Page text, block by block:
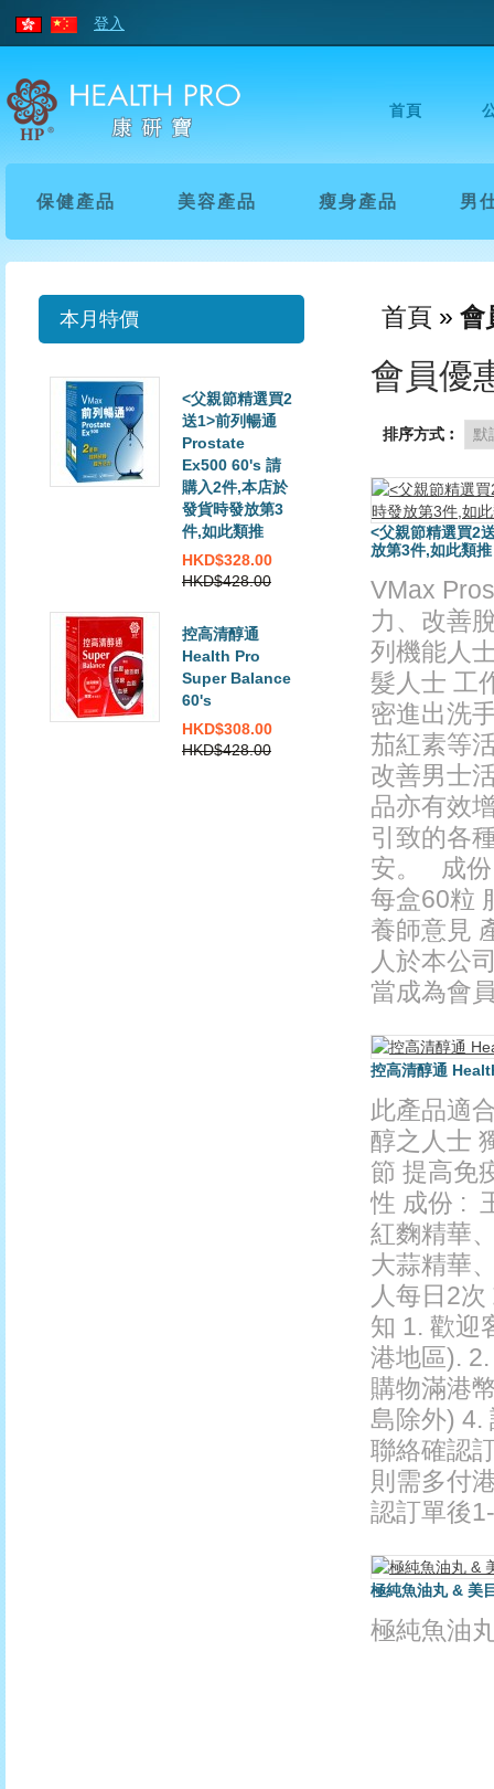
登入
首頁
保健產品 美容產品 瘦身產品 男
本月特價
<父親節精選買2
送1>前列暢通
Prostate
Ex500 60's 請
購入2件,本店於
發貨時發放第3
件,如此類推
HKD$328.00
HKD$428.00
控高清醇通
Health Pro
Super Balance
60's
HKD$308.00
HKD$428.00
首頁 » 會
會員優
排序方式︰
<父親節精選買2
放第3件,如此類推
VMax
力、改善
列機能人
髮人士 工
密進出洗
茄紅素等
改善男士
品亦有效
引致的各
安。 成份
每盒60粒
養師意見
人於本公
當成為會
控高清醇通
此產品適
醇之人士
節 提高免
性 成份 :
紅麴精華
大蒜精華
人每日2
知 1. 歡迎
港地區).
購物滿港
島除外) 4.
聯絡確認
則需多付
認訂單後
極純魚油丸 & 美
極純魚油